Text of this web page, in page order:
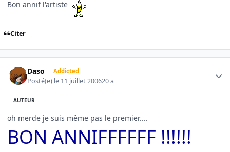
Bon annif l'artiste
Citer
Daso Addicted
Posté(e) le 11 juillet 200620 a
AUTEUR
oh merde je suis même pas le premier....
BON ANNIFFFFFF !!!!!!